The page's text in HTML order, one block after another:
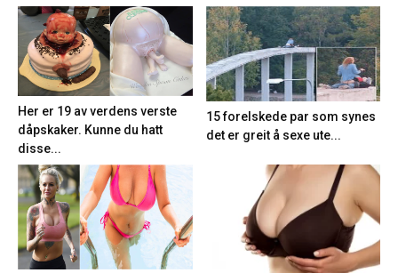
Her er 19 av verdens verste
dåpskaker. Kunne du hatt
disse...
15 forelskede par som synes
det er greit å sexe ute...